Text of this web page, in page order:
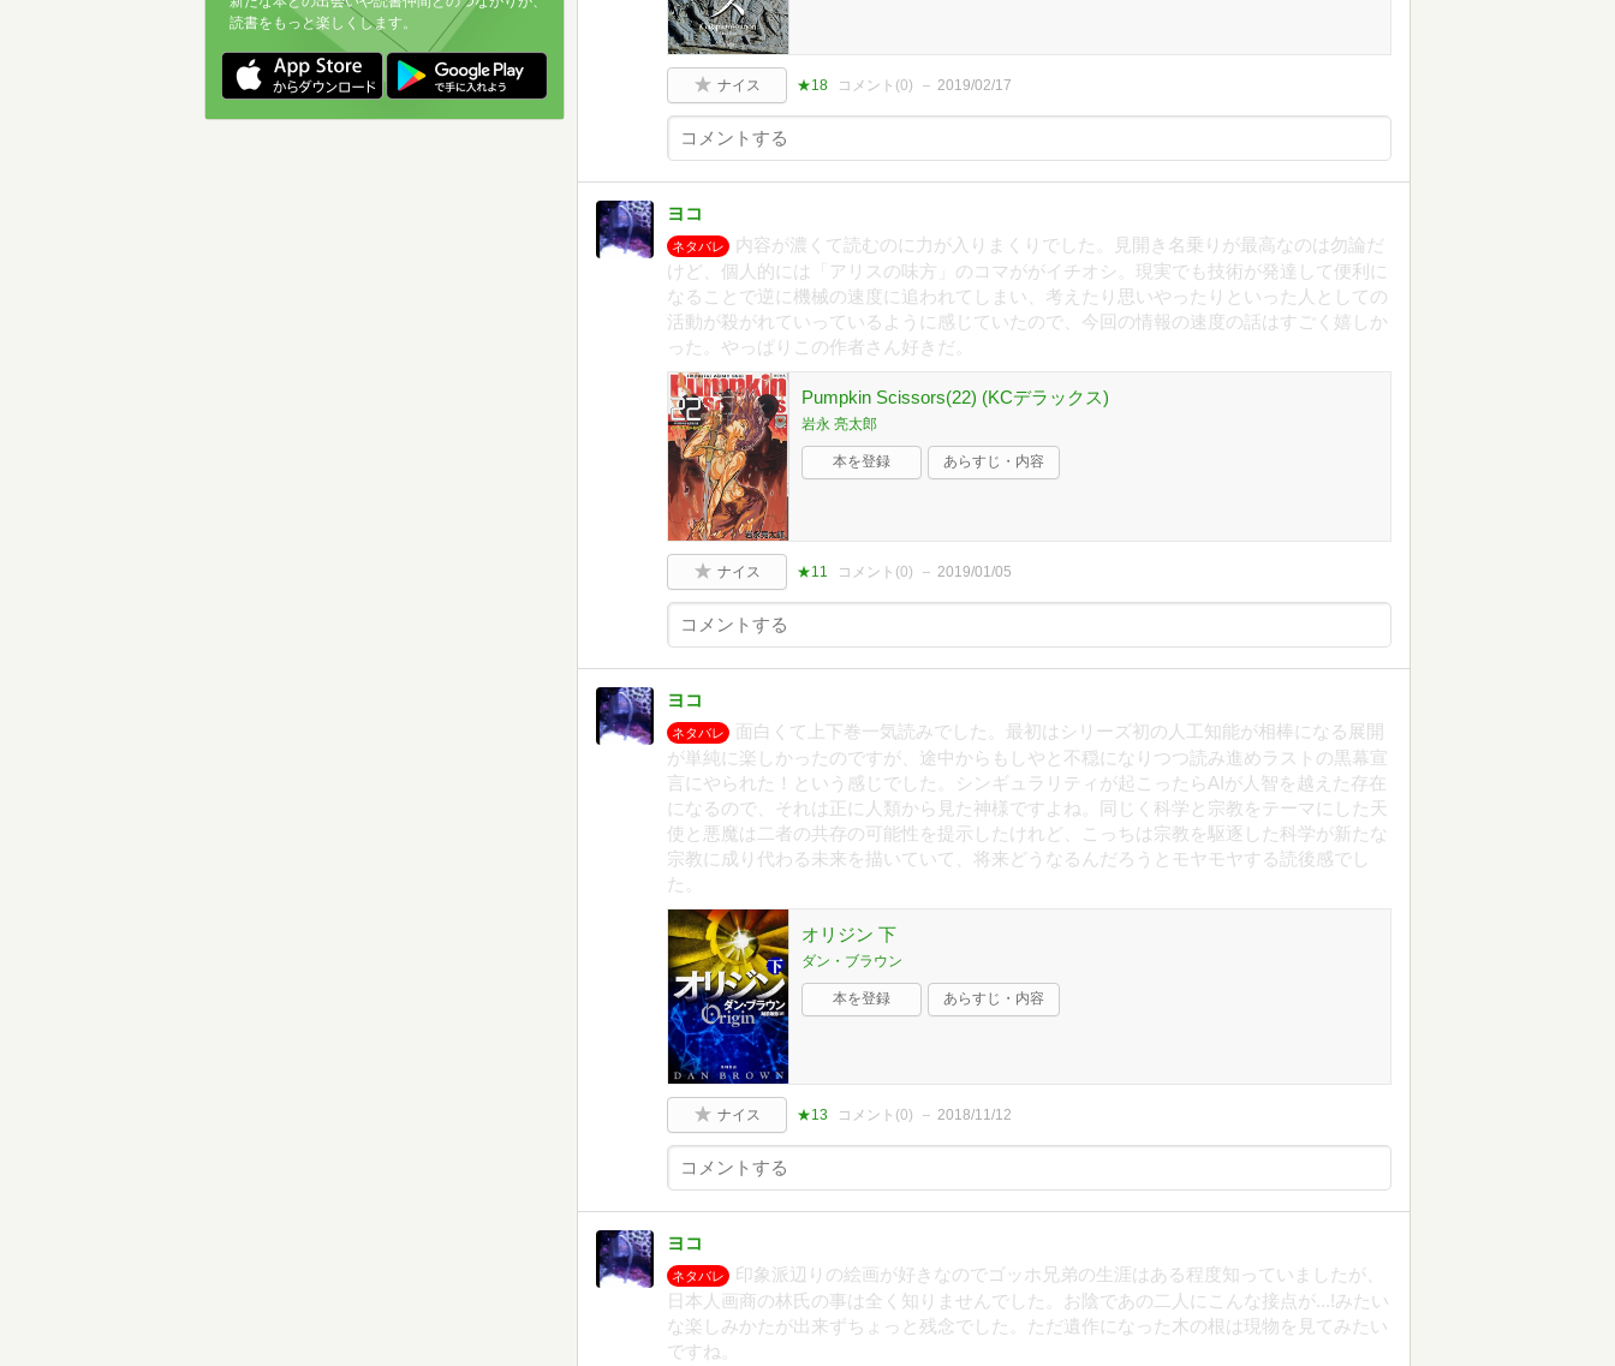
ナイス ★18 コメント(0) 2019/02/17
ヨコ
ネタバレ
内容が濃くて読むのに力が入りまくりでした。見開き名乗りが最高なのは勿論だ
けど、個人的には「アリスの味方」のコマががイチオシ。現実でも技術が発達して便利に
なることで逆に機械の速度に追われてしまい、考えたり思いやったりといった人としての
活動が殺がれていっているように感じていたので、今回の情報の速度の話はすごく嬉しか
った。やっぱりこの作者さん好きだ。
Pumpkin Scissors(22) (KCデラックス)
岩永 亮太郎
本を登録 あらすじ・内容
ナイス ★11 コメント(0) 2019/01/05
ヨコ
ネタバレ
面白くて上下巻一気読みでした。最初はシリーズ初の人工知能が相棒になる展開
が単純に楽しかったのですが、途中からもしやと不穏になりつつ読み進めラストの黒幕宣
言にやられた！という感じでした。シンギュラリティが起こったらAIが人智を越えた存在
になるので、それは正に人類から見た神様ですよね。同じく科学と宗教をテーマにした天
使と悪魔は二者の共存の可能性を提示したけれど、こっちは宗教を駆逐した科学が新たな
宗教に成り代わる未来を描いていて、将来どうなるんだろうとモヤモヤする読後感でし
た。
オリジン 下
ダン・ブラウン
本を登録 あらすじ・内容
ナイス ★13 コメント(0) 2018/11/12
ヨコ
ネタバレ
印象派辺りの絵画が好きなのでゴッホ兄弟の生涯はある程度知っていましたが、
日本人画商の林氏の事は全く知りませんでした。お陰であの二人にこんな接点が...!みたい
な楽しみかたが出来ずちょっと残念でした。ただ遺作になった木の根は現物を見てみたい
ですね。
読書をもっと楽しくします。